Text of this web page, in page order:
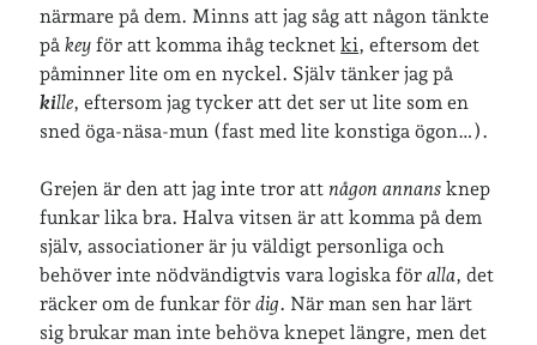
Hej!
Jag heter Helena och är mamma till Ava och Sander, fru till Jonas
och frontendutvecklare på Tieto. Jag tycker om läsande, skrivande,
Om lösenordsskyddade inlägg
Senaste inläggen
Sista semesterveckan
närmare på dem. Minns att jag såg att någon tänkte
påkey för att komma ihåg tecknetki, eftersom det
påminner lite om en nyckel. Själv tänker jag på
kille, eftersom jag tycker att det ser ut lite som en
sned öga-näsa-mun (fast med lite konstiga ögon…).
Grejen är den att jag inte tror attnågon annans knep
funkar lika bra. Halva vitsen är att komma på dem
själv, associationer är ju väldigt personliga och
behöver inte nödvändigtvis vara logiska föralla, det
räcker om de funkar fördig. När man sen har lärt
sig brukar man inte behöva knepet längre, men det